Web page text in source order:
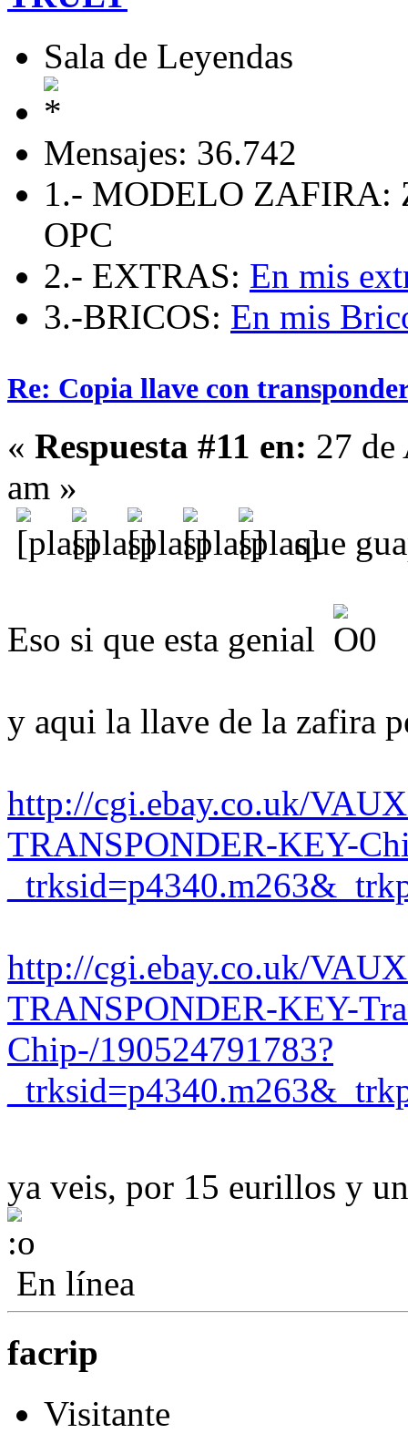
Sala de Leyendas
Mensajes: 36.742
1.- MODELO ZAFIRA:
OPC
2.- EXTRAS: En mis
3.-BRICOS: En mis
Re: Copia llave con
« Respuesta #11 en: 27
am »
que
Eso si que esta genial
y aqui la llave de la zafira
http://cgi.ebay.co.uk/
TRANSPONDER-KEY-
http://cgi.ebay.co.uk/
TRANSPONDER-KEY-
Chip-/190524791783?
ya veis, por 15 eurillos y
En línea
facrip
Visitante